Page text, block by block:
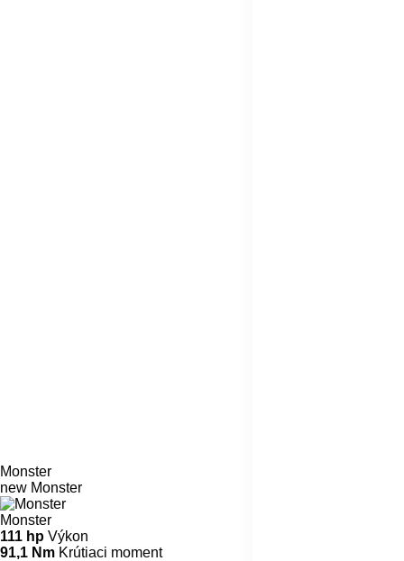
Monster
new Monster
Monster
111 hp Výkon
91,1 Nm Krútiaci moment